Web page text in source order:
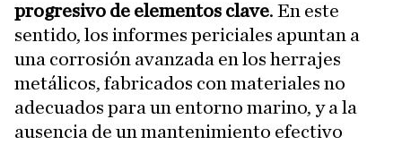
progresivo de elementos clave. En este
sentido, los informes periciales apuntan a
una corrosión avanzada en los herrajes
metálicos, fabricados con materiales no
adecuados para un entorno marino, y a la
ausencia de un mantenimiento efectivo